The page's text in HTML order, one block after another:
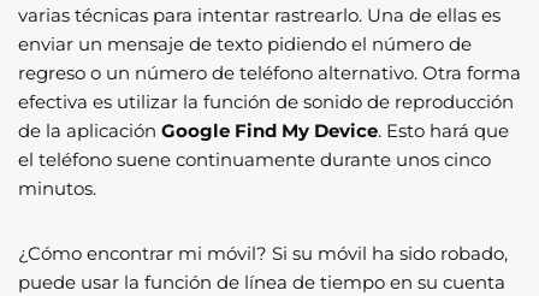
varias técnicas para intentar rastrearlo. Una de ellas es
enviar un mensaje de texto pidiendo el número de
regreso o un número de teléfono alternativo. Otra forma
efectiva es utilizar la función de sonido de reproducción
de la aplicación Google Find My Device. Esto hará que
el teléfono suene continuamente durante unos cinco
minutos.
¿Cómo encontrar mi móvil? Si su móvil ha sido robado,
puede usar la función de línea de tiempo en su cuenta